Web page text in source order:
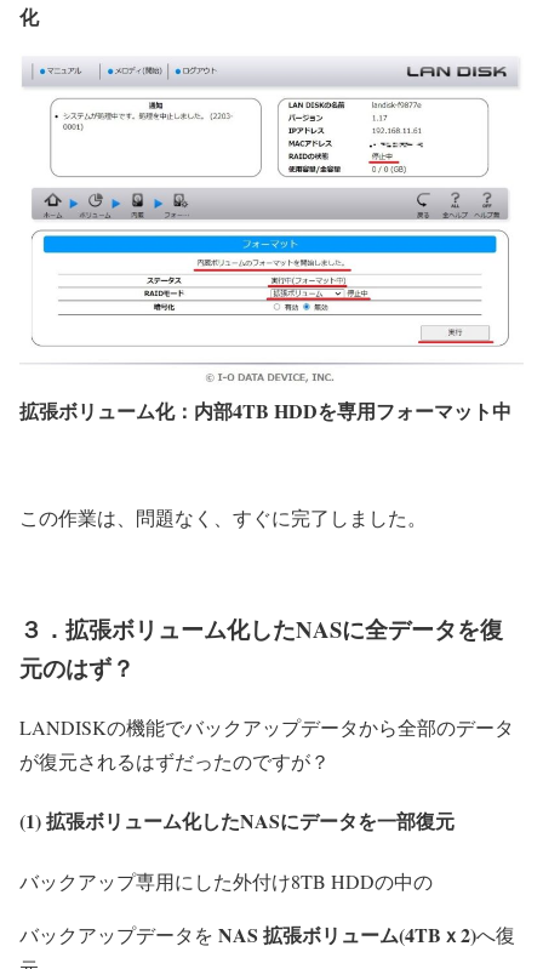
化
拡張ボリューム化：内部4TB HDDを専用フォーマット中
この作業は、問題なく、すぐに完了しました。
３．拡張ボリューム化したNASに全データを復
元のはず？
LANDISKの機能でバックアップデータから全部のデータ
が復元されるはずだったのですが？
(1) 拡張ボリューム化したNASにデータを一部復元
バックアップ専用にした外付け8TB HDDの中の
バックアップデータを NAS 拡張ボリューム(4TBｘ2)へ復